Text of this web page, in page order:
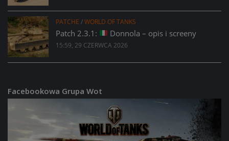
PATCHE /WORLD OF TANKS
Patch 2.3.1: Donnola – opis i screeny
15:59, 29 CZERWCA 2026
Facebookowa Grupa Wot